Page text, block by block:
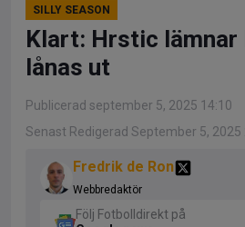
SILLY SEASON
Klart: Hrstic lämnar
lånas ut
Publicerad september 5, 2025 14:10
Senast Redigerad September 5, 2025
Fredrik de Ron
Webbredaktör
Följ Fotbolldirekt på